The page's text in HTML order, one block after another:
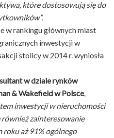
które dostosowują się do
w rankingu głównych miast
inwestycji w
stolicy w 2014 r. wyniosła
w dziale rynków
& Wakefield w Polsce,
inwestycji w nieruchomości
zainteresowanie
roku aż 91% ogólnego